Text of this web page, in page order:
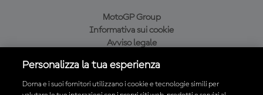
MotoGP Group
Informativa sui cookie
Avviso legale
Condizioni di acquisto
Personalizza la tua esperienza
Dorna e i suoi fornitori utilizzano i cookie e tecnologie simili per